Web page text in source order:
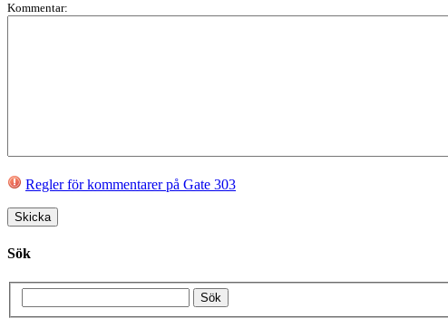
Kommentar:
Regler för kommentarer på Gate 303
Sök